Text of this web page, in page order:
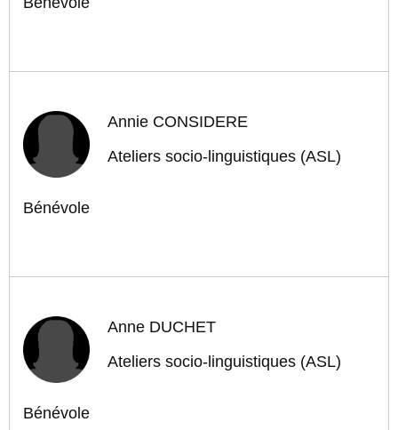
Annie CONSIDERE
Ateliers socio-linguistiques (ASL)
Bénévole
Anne DUCHET
Ateliers socio-linguistiques (ASL)
Bénévole